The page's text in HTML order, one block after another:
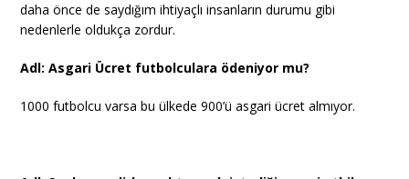
daha önce de saydığım ihtiyaçlı insanların durumu gibi
nedenlerle oldukça zordur.
Adl: Asgari Ücret futbolculara ödeniyor mu?
1000 futbolcu varsa bu ülkede 900’ü asgari ücret almıyor.